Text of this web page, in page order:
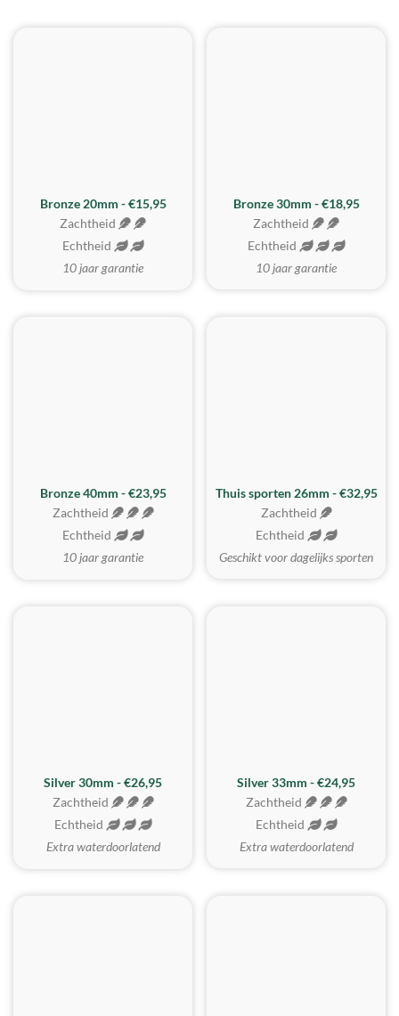
Bronze 20mm - €15,95
Zachtheid
Echtheid
10 jaar garantie
BESTE KOOP
Bronze 30mm - €18,95
Zachtheid
Echtheid
10 jaar garantie
Bronze 40mm - €23,95
Zachtheid
Echtheid
10 jaar garantie
Thuis sporten 26mm - €32,95
Zachtheid
Echtheid
Geschikt voor dagelijks sporten
Silver 30mm - €26,95
Zachtheid
Echtheid
Extra waterdoorlatend
Silver 33mm - €24,95
Zachtheid
Echtheid
Extra waterdoorlatend